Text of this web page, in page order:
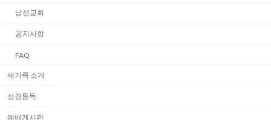
남선교회
공지사항
FAQ
새가족 소개
성경통독
예배게시판